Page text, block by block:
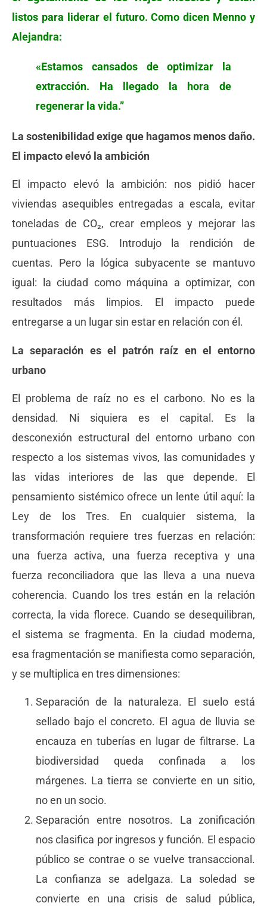
listos para liderar el futuro. Como dicen Menno y
Alejandra:
«Estamos cansados de optimizar la
extracción. Ha llegado la hora de
regenerar la vida.”
La sostenibilidad exige que hagamos menos daño.
El impacto elevó la ambición
El impacto elevó la ambición: nos pidió hacer
viviendas asequibles entregadas a escala, evitar
toneladas de CO₂, crear empleos y mejorar las
puntuaciones ESG. Introdujo la rendición de
cuentas. Pero la lógica subyacente se mantuvo
igual: la ciudad como máquina a optimizar, con
resultados más limpios. El impacto puede
entregarse a un lugar sin estar en relación con él.
La separación es el patrón raíz en el entorno
urbano
El problema de raíz no es el carbono. No es la
densidad. Ni siquiera es el capital. Es la
desconexión estructural del entorno urbano con
respecto a los sistemas vivos, las comunidades y
las vidas interiores de las que depende. El
pensamiento sistémico ofrece un lente útil aquí: la
Ley de los Tres. En cualquier sistema, la
transformación requiere tres fuerzas en relación:
una fuerza activa, una fuerza receptiva y una
fuerza reconciliadora que las lleva a una nueva
coherencia. Cuando los tres están en la relación
correcta, la vida florece. Cuando se desequilibran,
el sistema se fragmenta. En la ciudad moderna,
esa fragmentación se manifiesta como separación,
y se multiplica en tres dimensiones:
Separación de la naturaleza. El suelo está
sellado bajo el concreto. El agua de lluvia se
encauza en tuberías en lugar de filtrarse. La
biodiversidad queda confinada a los
márgenes. La tierra se convierte en un sitio,
no en un socio.
Separación entre nosotros. La zonificación
nos clasifica por ingresos y función. El espacio
público se contrae o se vuelve transaccional.
La confianza se adelgaza. La soledad se
convierte en una crisis de salud pública,